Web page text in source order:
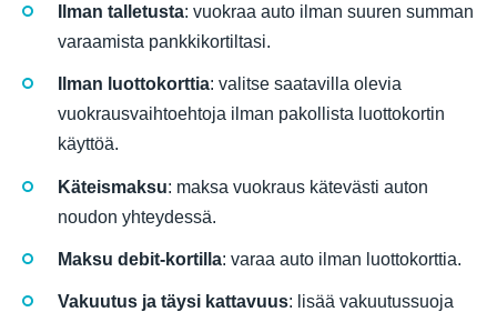
Ilman talletusta: vuokraa auto ilman suuren summan
varaamista pankkikortiltasi.
Ilman luottokorttia: valitse saatavilla olevia
vuokrausvaihtoehtoja ilman pakollista luottokortin
käyttöä.
Käteismaksu: maksa vuokraus kätevästi auton
noudon yhteydessä.
Maksu debit-kortilla: varaa auto ilman luottokorttia.
Vakuutus ja täysi kattavuus: lisää vakuutussuoja